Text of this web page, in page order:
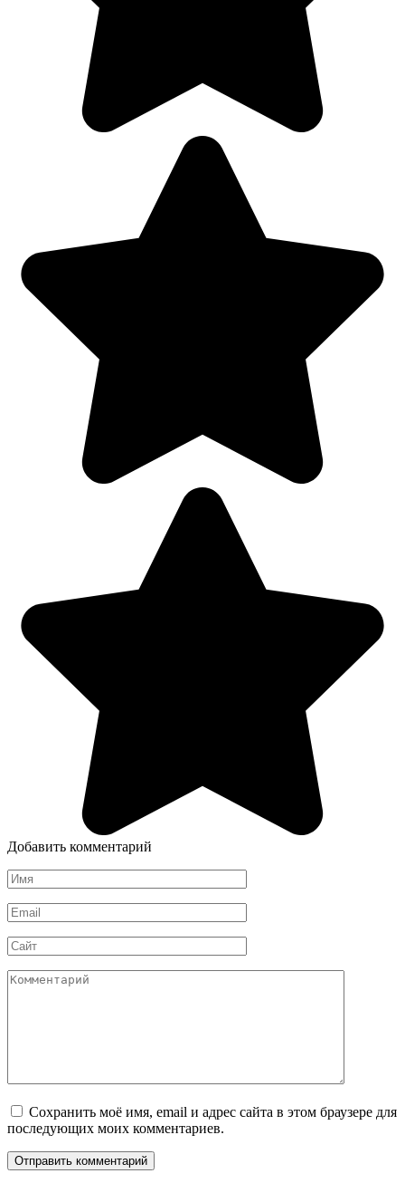
Добавить комментарий
Имя
*
Email
*
Сайт
Комментарий
Сохранить моё имя, email и адрес сайта в этом браузере для
последующих моих комментариев.